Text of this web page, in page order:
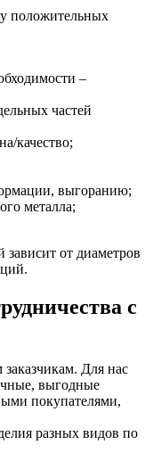
положительных
–
частей
качество;
выгоранию;
металла;
от диаметров
с
Для нас
выгодные
покупателями,
разных видов по